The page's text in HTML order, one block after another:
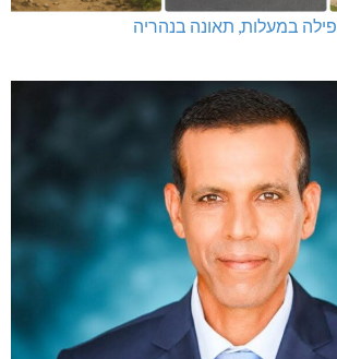
במעלות, תאונה בנהריה